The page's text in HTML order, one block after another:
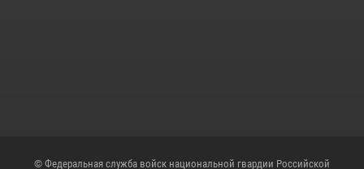
© Федеральная служба войск национальной гвардии Российской